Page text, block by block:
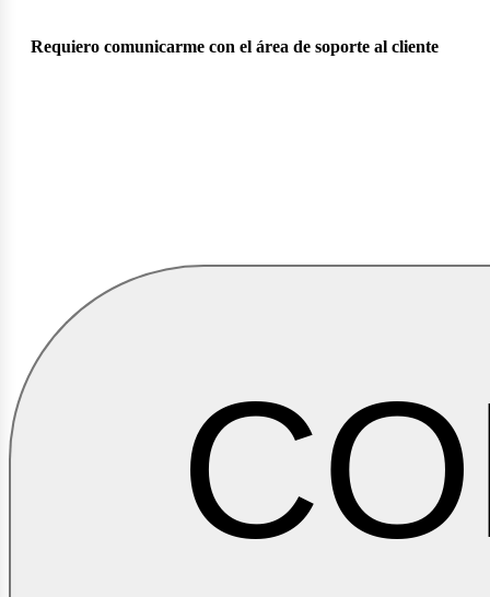
Requiero comunicarme con el área de soporte al cliente